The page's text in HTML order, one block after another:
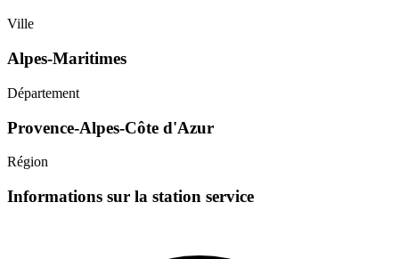
Ville
Alpes-Maritimes
Département
Provence-Alpes-Côte d'Azur
Région
Informations sur la station service